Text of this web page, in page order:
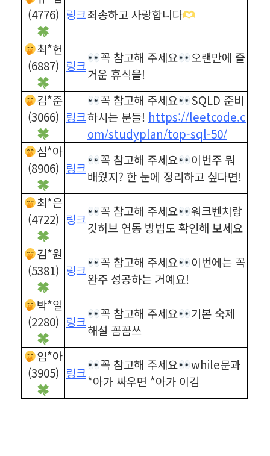
(4776) 링크죄송하고 사랑합니다
최*헌
(6887) 링크
꼭 참고해 주세요
오랜만에 즐
거운 휴식을!
김*준
(3066) 링크
꼭 참고해 주세요
SQLD 준비
하시는 분들! https://leetcode.c
om/studyplan/top-sql-50/
심*아
(8906) 링크
꼭 참고해 주세요
이번주 뭐
배웠지? 한 눈에 정리하고 싶다면!
최*은
(4722) 링크
꼭 참고해 주세요
워크벤치랑
깃허브 연동 방법도 확인해 보세요
김*원
(5381) 링크
꼭 참고해 주세요
이번에는 꼭
완주 성공하는 거예요!
박*일
(2280) 링크
꼭 참고해 주세요
기본 숙제
해설 꼼꼼쓰
임*아
(3905) 링크
꼭 참고해 주세요
while문과
*아가 싸우면 *아가 이김